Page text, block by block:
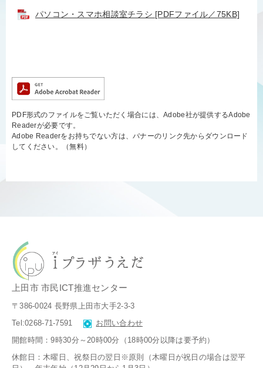
パソコン・スマホ相談室チラシ [PDFファイル／75KB]
PDF形式のファイルをご覧いただく場合には、Adobe社が提供するAdobe
Readerが必要です。
Adobe Readerをお持ちでない方は、バナーのリンク先からダウンロード
してください。（無料）
上田市 市民ICT推進センター
〒386-0024 長野県上田市大手2-3-3
Tel:0268-71-7591
お問い合わせ
開館時間：9時30分～20時00分（18時00分以降は要予約）
休館日：木曜日、祝祭日の翌日※原則（木曜日が祝日の場合は翌平